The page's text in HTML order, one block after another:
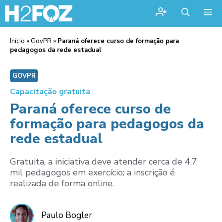
Início » GovPR » Paraná oferece curso de formação para
pedagogos da rede estadual
GOVPR
Capacitação gratuita
Paraná oferece curso de
formação para pedagogos da
rede estadual
Gratuita, a iniciativa deve atender cerca de 4,7
mil pedagogos em exercício; a inscrição é
realizada de forma online.
Paulo Bogler